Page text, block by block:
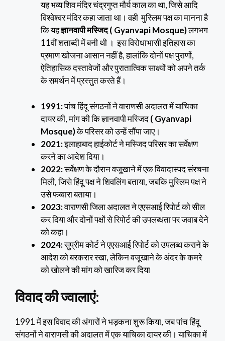
यह भव्य शिव मंदिर चंद्रगुप्त मौर्य काल का था, जिसे आदि
विश्वेश्वर मंदिर कहा जाता था। वही मुस्लिम पक्ष का मानना है
कि यहज्ञानवापी मस्जिद ( Gyanvapi Mosque)लगभग
11वीं शताब्दी में बनी थी । इस विरोधाभासी इतिहास का
प्रमाण खोजना आसान नहीं है, हालांकि दोनों पक्ष पुराणों,
ऐतिहासिक दस्तावेजों और पुरातात्विक साक्ष्यों को अपने तर्क
के समर्थन में प्रस्तुत करते हैं।
1991:पांच हिंदू संगठनों ने वाराणसी अदालत में याचिका
दायर की, मांग की कि ज्ञानवापी मस्जिद( Gyanvapi
Mosque)के परिसर को उन्हें सौंपा जाए।
2021:इलाहाबाद हाईकोर्ट ने मस्जिद परिसर का सर्वेक्षण
करने का आदेश दिया।
2022:सर्वेक्षण के दौरान वजूखाने में एक विवादास्पद संरचना
मिली, जिसे हिंदू पक्ष ने शिवलिंग बताया, जबकि मुस्लिम पक्ष ने
उसे फव्वारा बताया।
2023:वाराणसी जिला अदालत ने एएसआई रिपोर्ट को सील
कर दिया और दोनों पक्षों से रिपोर्ट की उपलब्धता पर जवाब देने
को कहा।
2024:सुप्रीम कोर्ट ने एएसआई रिपोर्ट को उपलब्ध कराने के
आदेश को बरकरार रखा, लेकिन वजूखाने के अंदर के कमरे
को खोलने की मांग को खारिज कर दिया
विवाद की ज्वालाएं:
1991 में इस विवाद की अंगारों ने भड़कना शुरू किया, जब पांच हिंदू
संगठनों ने वाराणसी की अदालत में एक याचिका दायर की। याचिका में